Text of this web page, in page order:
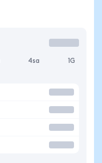
4sa 1G